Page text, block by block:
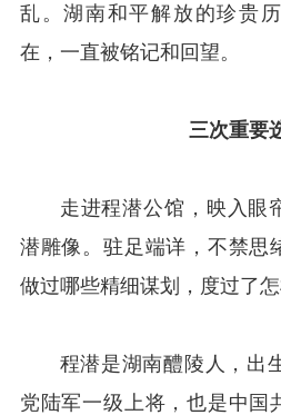
乱。湖南和平解放的珍贵
在，一直被铭记和回望。
三次重要
走进程潜公馆，映入眼
潜雕像。驻足端详，不禁思
做过哪些精细谋划，度过了
程潜是湖南醴陵人，出
党陆军一级上将，也是中国